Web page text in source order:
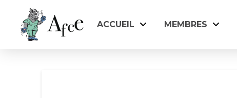
ACCUEIL MEMBRES